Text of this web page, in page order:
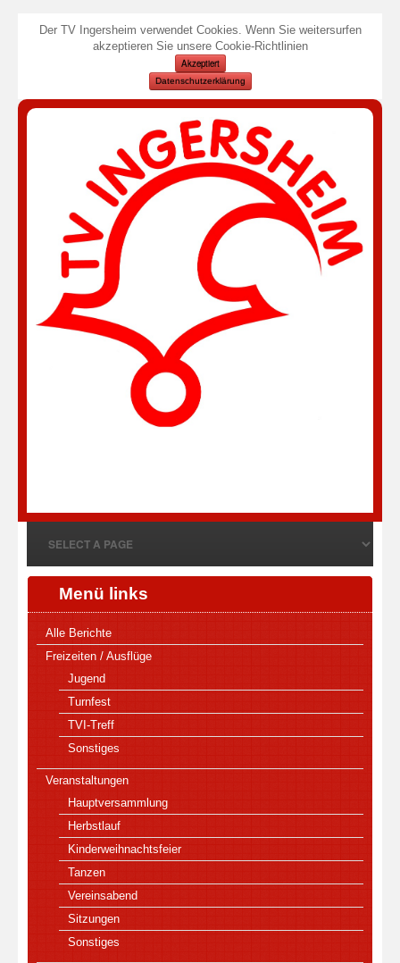
Der TV Ingersheim verwendet Cookies. Wenn Sie weitersurfen
akzeptieren Sie unsere Cookie-Richtlinien
Akzeptiert
Datenschutzerklärung
Menü links
Alle Berichte
Freizeiten / Ausflüge
Jugend
Turnfest
TVI-Treff
Sonstiges
Veranstaltungen
Hauptversammlung
Herbstlauf
Kinderweihnachtsfeier
Tanzen
Vereinsabend
Sitzungen
Sonstiges